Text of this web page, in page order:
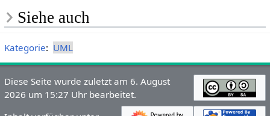
Siehe auch
Kategorie: UML
Diese Seite wurde zuletzt am 6. August
2026 um 15:27 Uhr bearbeitet.